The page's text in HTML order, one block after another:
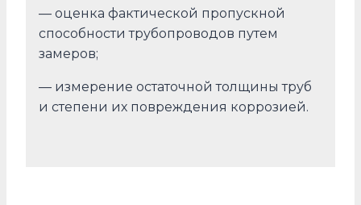
— оценка фактической пропускной
способности трубопроводов путем
замеров;
— измерение остаточной толщины труб
и степени их повреждения коррозией.